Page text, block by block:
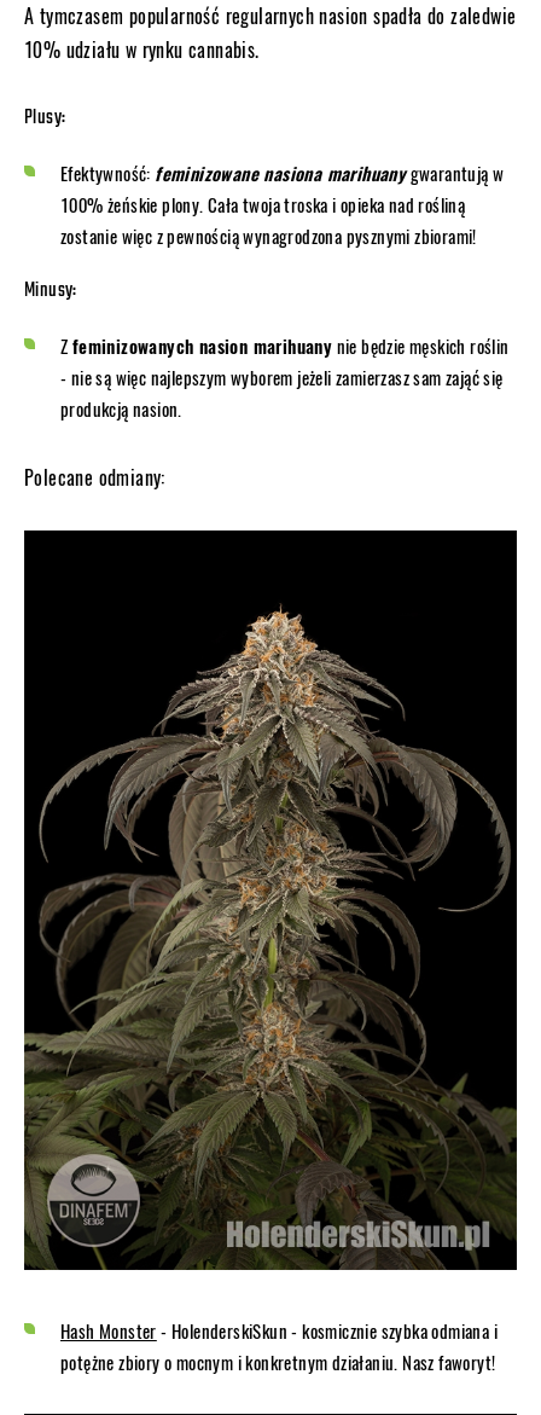
A tymczasem popularność regularnych nasion spadła do zaledwie
10% udziału w rynku cannabis.
Plusy:
Efektywność: feminizowane nasiona marihuanygwarantują w
100% żeńskie plony. Cała twoja troska i opieka nad rośliną
zostanie więc z pewnością wynagrodzona pysznymi zbiorami!
Minusy:
Zfeminizowanych nasion marihuanynie będzie męskich roślin
- nie są więc najlepszym wyborem jeżeli zamierzasz sam zająć się
produkcją nasion.
Polecane odmiany:
Hash Monster- HolenderskiSkun - kosmicznie szybka odmiana i
potężne zbiory o mocnym i konkretnym działaniu. Nasz faworyt!